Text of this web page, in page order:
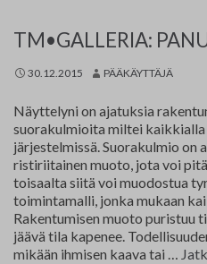
TM•GALLERIA:
30.12.2015 PÄÄKÄYTTÄJÄ
Näyttelyni on ajatuksia
suorakulmioita miltei kaikkialla
järjestelmissä. Suorakulmio on
ristiriitainen muoto, jota voi
toisaalta siitä voi muodostua
toimintamalli, jonka mukaan
Rakentumisen muoto puristuu
jäävä tila kapenee.
mikään ihmisen kaava tai …